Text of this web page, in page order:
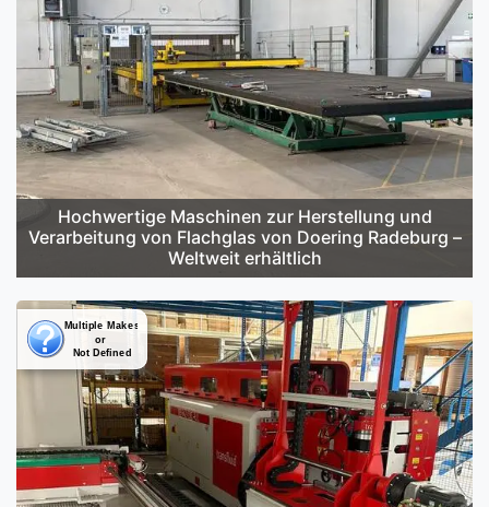
Hochwertige Maschinen zur Herstellung und
Verarbeitung von Flachglas von Doering Radeburg –
Weltweit erhältlich